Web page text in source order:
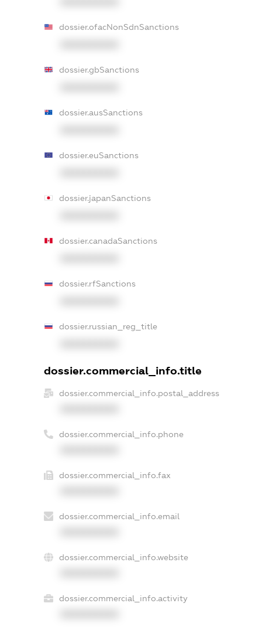
dossier.ofacNonSdnSanctions
dossier.gbSanctions
dossier.ausSanctions
dossier.euSanctions
dossier.japanSanctions
dossier.canadaSanctions
dossier.rfSanctions
dossier.russian_reg_title
dossier.commercial_info.title
dossier.commercial_info.postal_address
dossier.commercial_info.phone
dossier.commercial_info.fax
dossier.commercial_info.email
dossier.commercial_info.website
dossier.commercial_info.activity